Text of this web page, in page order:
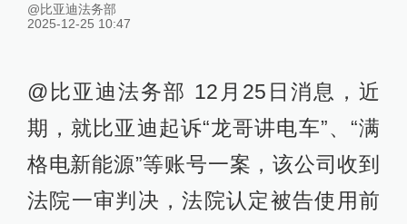
@比亚迪法务部
2025-12-25 10:47
@比亚迪法务部 12月25日消息，近
期，就比亚迪起诉“龙哥讲电车”、“满
格电新能源”等账号一案，该公司收到
法院一审判决，法院认定被告使用前